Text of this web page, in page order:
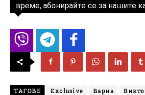
време, абонирайте се за нашите
ТАГОВЕ Exclusive Варна